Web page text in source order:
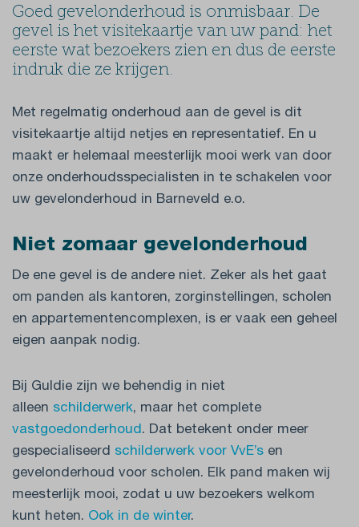
Goed gevelonderhoud is onmisbaar. De
gevel is het visitekaartje van uw pand: het
eerste wat bezoekers zien en dus de eerste
indruk die ze krijgen.
Met regelmatig onderhoud aan de gevel is dit
visitekaartje altijd netjes en representatief. En u
maakt er helemaal meesterlijk mooi werk van door
onze onderhoudsspecialisten in te schakelen voor
uw gevelonderhoud in Barneveld e.o.
Niet zomaar gevelonderhoud
De ene gevel is de andere niet. Zeker als het gaat
om panden als kantoren, zorginstellingen, scholen
en appartementencomplexen, is er vaak een geheel
eigen aanpak nodig.
Bij Guldie zijn we behendig in niet
alleen schilderwerk, maar het complete
vastgoedonderhoud. Dat betekent onder meer
gespecialiseerd schilderwerk voor VvE’s en
gevelonderhoud voor scholen. Elk pand maken wij
meesterlijk mooi, zodat u uw bezoekers welkom
kunt heten. Ook in de winter.